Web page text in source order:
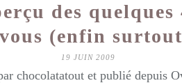
des quelques
(enfin
19 JUIN 2009
chocolatatout et publié depuis